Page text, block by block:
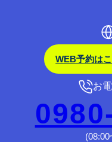
WEB予約は
お